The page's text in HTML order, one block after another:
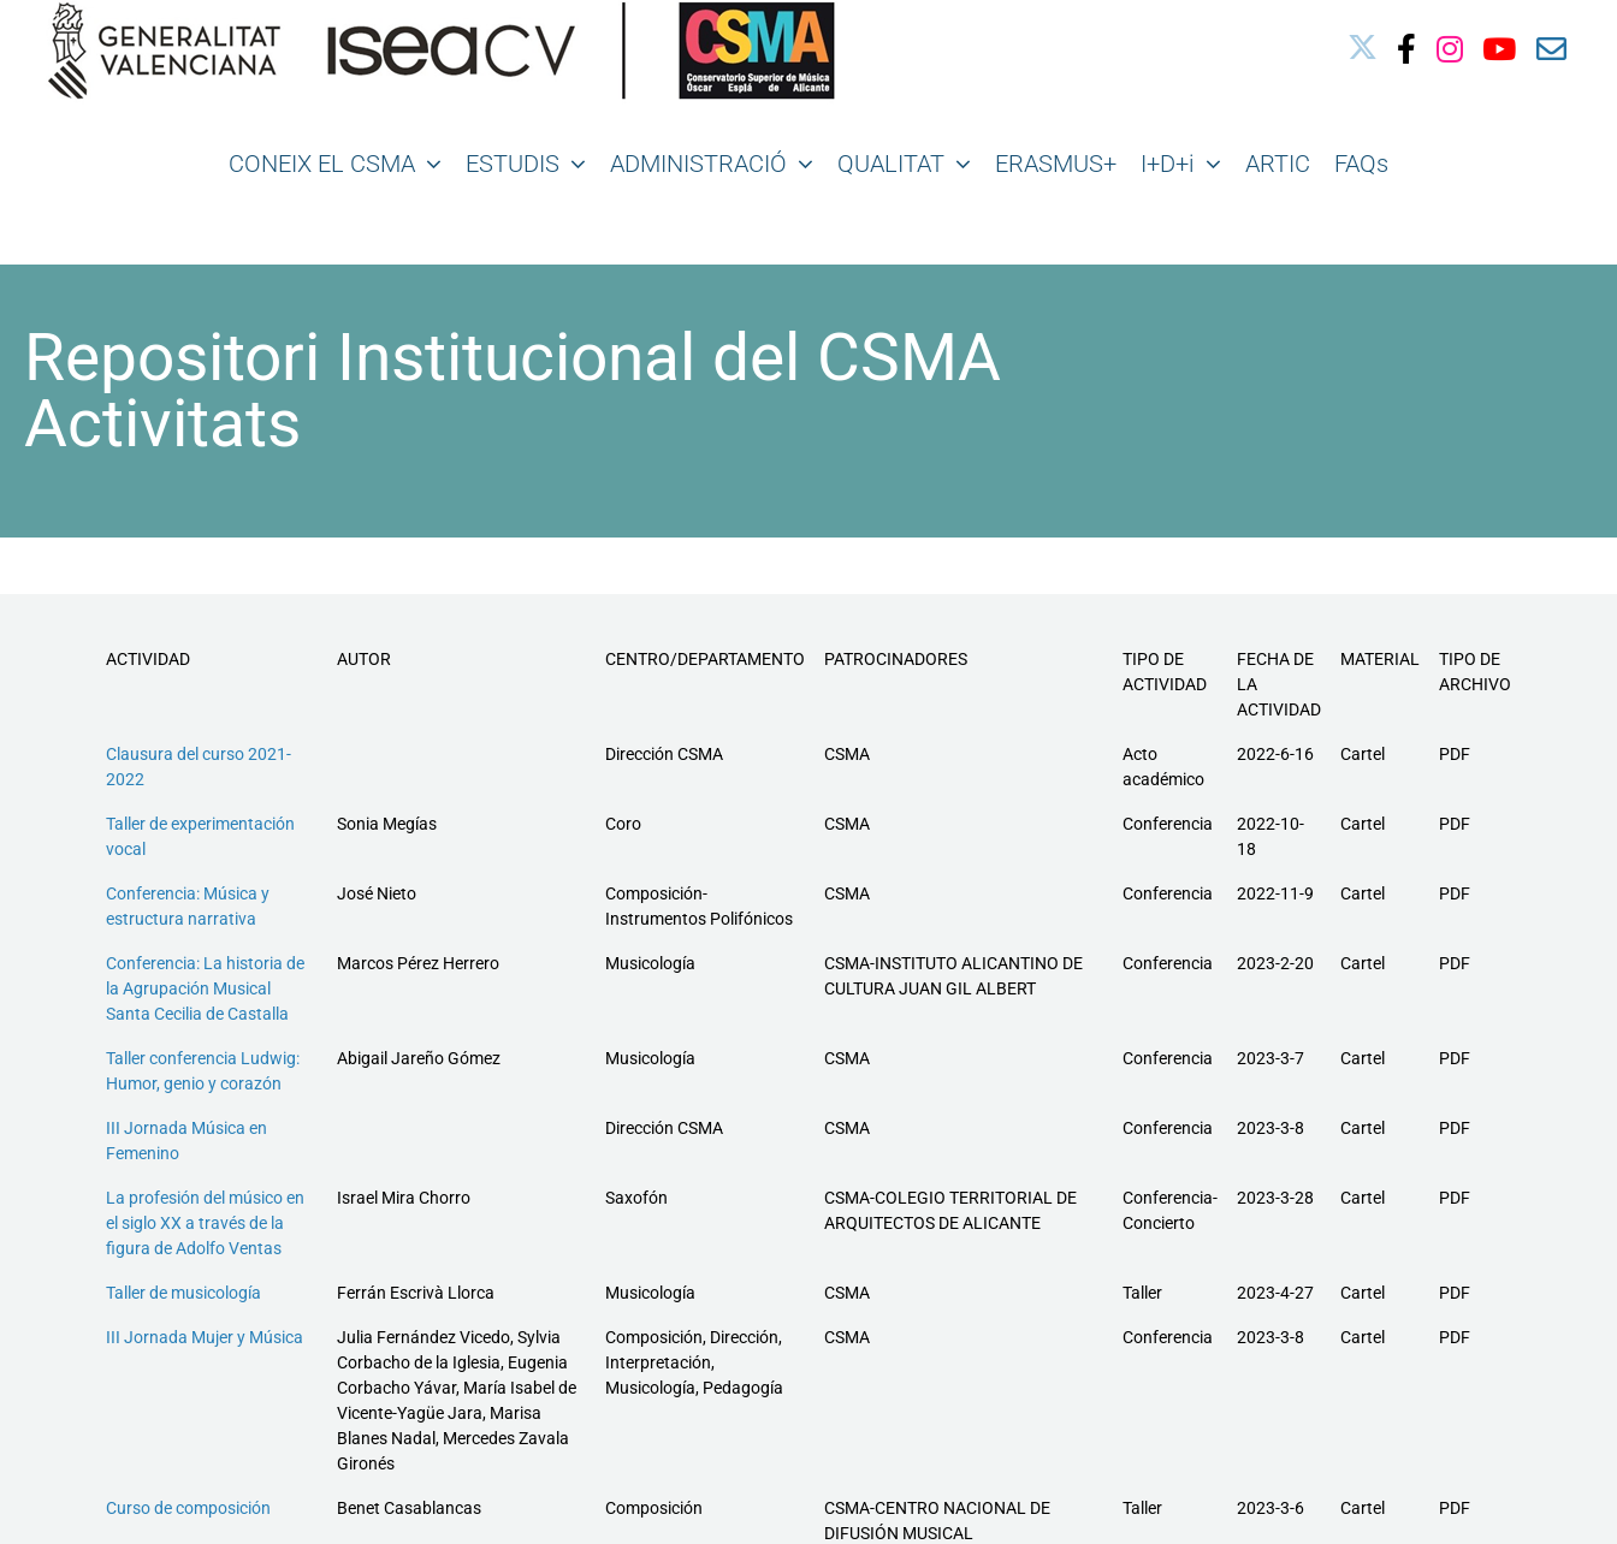
contenido
CONEIX EL CSMA ESTUDIS ADMINISTRACIÓ QUALITAT ERASMUS+ I+D+i ARTIC FAQs
Repositori Institucional del CSMA
Activitats
ACTIVIDAD AUTOR CENTRO/DEPARTAMENTO PATROCINADORES
TIPO DE
ACTIVIDAD
FECHA DE
LA
ACTIVIDAD
MATERIAL
TIPO DE
ARCHIVO
Clausura del curso 2021-
2022
Dirección CSMA CSMA
Acto
académico
2022-6-16 Cartel PDF
Taller de experimentación
vocal
Sonia Megías Coro CSMA Conferencia
2022-10-
18
Cartel PDF
Conferencia: Música y
estructura narrativa
José Nieto
Composición-
Instrumentos Polifónicos
CSMA Conferencia 2022-11-9 Cartel PDF
Conferencia: La historia de
la Agrupación Musical
Santa Cecilia de Castalla
Marcos Pérez Herrero Musicología
CSMA-INSTITUTO ALICANTINO DE
CULTURA JUAN GIL ALBERT
Conferencia 2023-2-20 Cartel PDF
Taller conferencia Ludwig:
Humor, genio y corazón
Abigail Jareño Gómez Musicología CSMA Conferencia 2023-3-7 Cartel PDF
III Jornada Música en
Femenino
Dirección CSMA CSMA Conferencia 2023-3-8 Cartel PDF
La profesión del músico en
el siglo XX a través de la
figura de Adolfo Ventas
Israel Mira Chorro Saxofón
CSMA-COLEGIO TERRITORIAL DE
ARQUITECTOS DE ALICANTE
Conferencia-
Concierto
2023-3-28 Cartel PDF
Taller de musicología Ferrán Escrivà Llorca Musicología CSMA Taller 2023-4-27 Cartel PDF
III Jornada Mujer y Música
Julia Fernández Vicedo, Sylvia
Corbacho de la Iglesia, Eugenia
Corbacho Yávar, María Isabel de
Vicente-Yagüe Jara, Marisa
Blanes Nadal, Mercedes Zavala
Gironés
Composición, Dirección,
Interpretación,
Musicología, Pedagogía
CSMA Conferencia 2023-3-8 Cartel PDF
Curso de composición Benet Casablancas Composición
CSMA-CENTRO NACIONAL DE
DIFUSIÓN MUSICAL
Taller 2023-3-6 Cartel PDF